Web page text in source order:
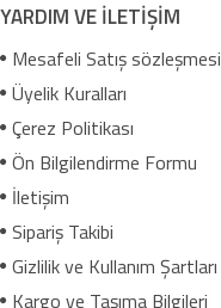
YARDIM VE İLETİŞİM
Mesafeli Satış sözleşmesi
Üyelik Kuralları
Çerez Politikası
Ön Bilgilendirme Formu
İletişim
Sipariş Takibi
Gizlilik ve Kullanım Şartları
Kargo ve Taşıma Bilgileri